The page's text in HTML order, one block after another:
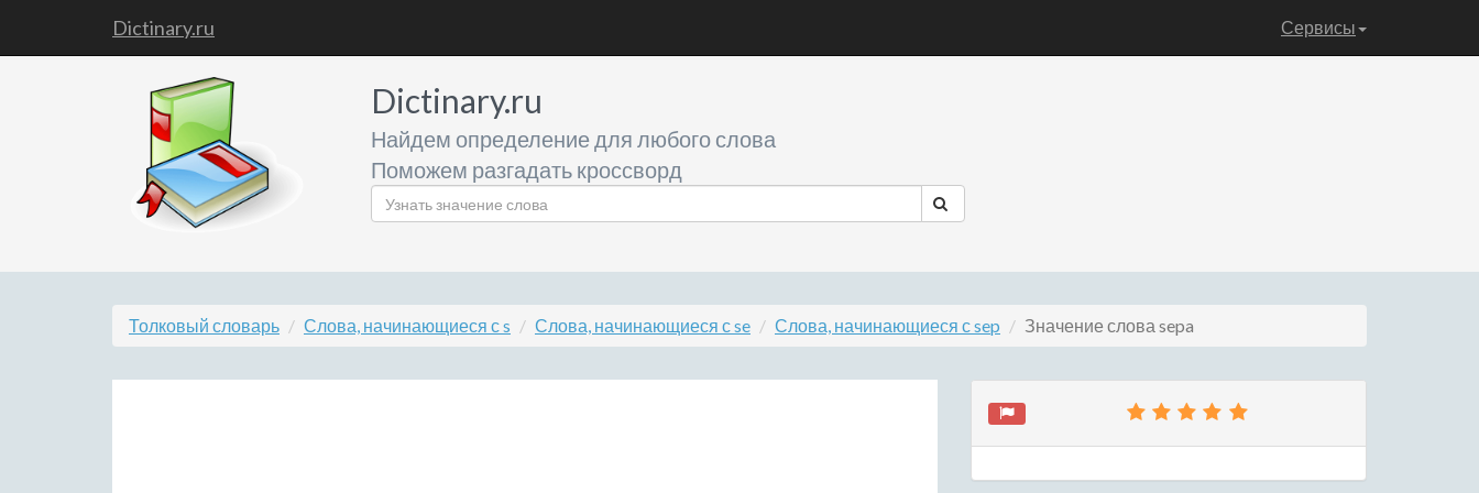
Dictinary.ru Сервисы
Dictinary.ru
Найдем определение для любого слова
Поможем разгадать кроссворд
Толковый словарь Слова, начинающиеся с s Слова, начинающиеся с se Слова, начинающиеся с sep Значение слова sepa